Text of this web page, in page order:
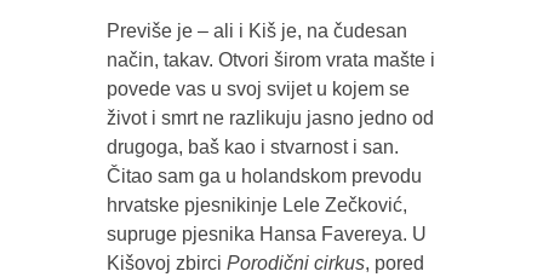
Previše je – ali i Kiš je, na čudesan
način, takav. Otvori širom vrata mašte i
povede vas u svoj svijet u kojem se
život i smrt ne razlikuju jasno jedno od
drugoga, baš kao i stvarnost i san.
Čitao sam ga u holandskom prevodu
hrvatske pjesnikinje Lele Zečković,
supruge pjesnika Hansa Favereya. U
Kišovoj zbirci Porodični cirkus, pored